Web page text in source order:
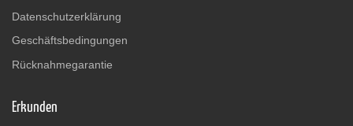
Datenschutzerklärung
Geschäftsbedingungen
Rücknahmegarantie
Erkunden